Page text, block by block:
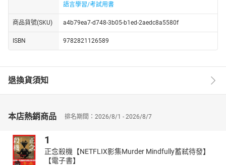
語言學習/考試用書
商品貨號(SKU) a4b79ea7-d748-3b05-b1ed-2aedc8a5580f
ISBN 9782821126589
退換貨須知
本店熱銷商品 排名期間：2026/8/1 - 2026/8/7
1
正念殺機【NETFLIX影集Murder Mindfully蓄弒待發】
【電子書】